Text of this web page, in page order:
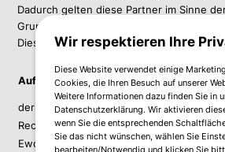
Dadurch gelten diese Partner im Sinne
Grundverordnung als Auftragsverarbeiter
Diese Partner sind derzeit:
Auftragsverarbeiter
derStaud Werbeagentur Peter Staud
Recruitee B.V.
Eworx Network und Internet GmbH
Wir respektieren Ihre
Diese Website verwendet einige
Cookies, die Ihren Besuch auf unserer
Weitere Informationen dazu finden Sie in
Datenschutzerklärung. Wir aktivieren
wenn Sie die entsprechenden
Sie das nicht wünschen, wählen Sie
bearbeiten/Notwendig und klicken Sie